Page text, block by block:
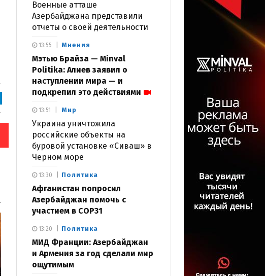
Военные атташе
Азербайджана представили
отчеты о своей деятельности
Мнения
Мэтью Брайза — Minval
Politika: Алиев заявил о
наступлении мира — и
подкрепил это действиями
13:55
Мир
Украина уничтожила
российские объекты на
буровой установке «Сиваш» в
Черном море
13:51
Политика
Афганистан попросил
Азербайджан помочь с
участием в COP31
13:30
Политика
МИД Франции: Азербайджан
и Армения за год сделали мир
ощутимым
13:20